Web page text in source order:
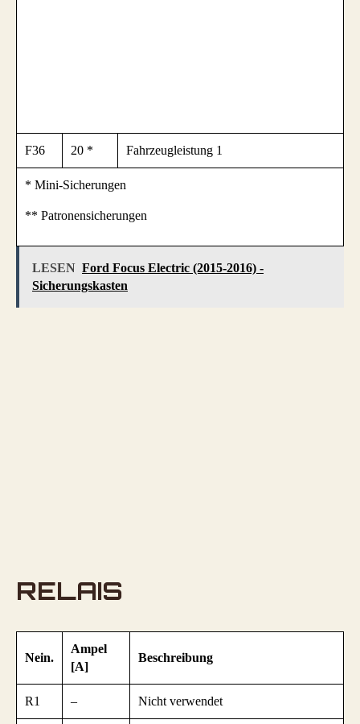
F36 20 * Fahrzeugleistung 1
* Mini-Sicherungen
** Patronensicherungen
LESEN Ford Focus Electric (2015-2016) -
Sicherungskasten
RELAIS
Nein.
Ampel
[A]
Beschreibung
R1 – Nicht verwendet